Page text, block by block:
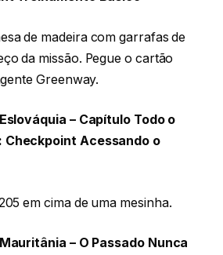
de madeira com garrafas de
da missão. Pegue o cartão
Greenway.
– Capítulo Todo o
Checkpoint Acessando o
em cima de uma mesinha.
– O Passado Nunca